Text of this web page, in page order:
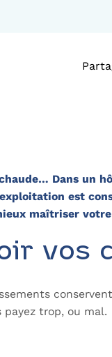
Dans un
est
maîtriser votre
vos
trop, ou mal.